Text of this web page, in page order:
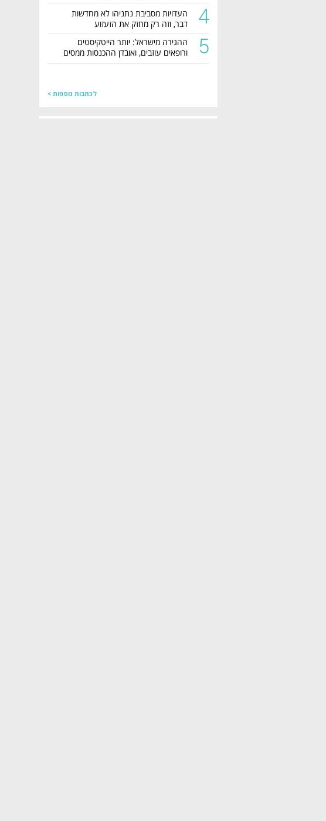
4
העדויות מסביבת נתניהו לא מחדשות
דבר, וזה רק מחזק את הזעזוע
5
ההגירה מישראל: יותר הייטקיסטים
ורופאים עוזבים, ואובדן ההכנסות ממסים
לכתבות נוספות >